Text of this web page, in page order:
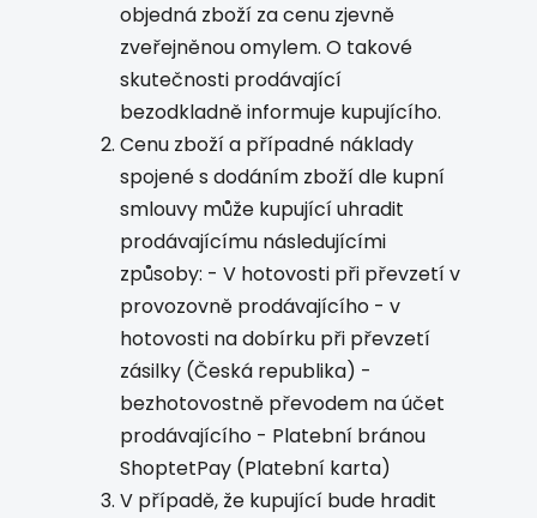
objedná zboží za cenu zjevně
zveřejněnou omylem. O takové
skutečnosti prodávající
bezodkladně informuje kupujícího.
Cenu zboží a případné náklady
spojené s dodáním zboží dle kupní
smlouvy může kupující uhradit
prodávajícímu následujícími
způsoby: - V hotovosti při převzetí v
provozovně prodávajícího - v
hotovosti na dobírku při převzetí
zásilky (Česká republika) -
bezhotovostně převodem na účet
prodávajícího - Platební bránou
ShoptetPay (Platební karta)
V případě, že kupující bude hradit